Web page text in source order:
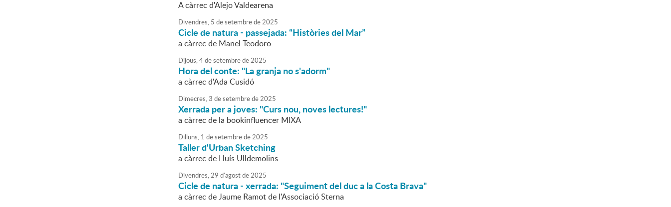
A càrrec d'Alejo Valdearena
Divendres, 5 desetembrede2025
Cicle de natura - passejada: “Històries del Mar”
a càrrec de Manel Teodoro
Dijous,4desetembrede2025
Hora del conte: "La granja no s'adorm"
a càrrec d'Ada Cusidó
Dimecres,3 desetembrede2025
Xerrada per a joves: "Curs nou, noves lectures!"
a càrrec de la bookinfluencer MIXA
Dilluns, 1 desetembrede2025
Taller d'Urban Sketching
a càrrec de Lluís Ulldemolins
Divendres,29 d'agostde2025
Cicle de natura - xerrada: "Seguiment del duc a la Costa Brava"
a càrrec de Jaume Ramot de l'Associació Sterna